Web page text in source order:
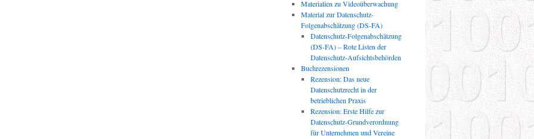
Materialien zu Videoüberwachung
Material zur Datenschutz-
Folgenabschätzung (DS-FA)
Datenschutz-Folgenabschätzung
(DS-FA) – Rote Listen der
Datenschutz-Aufsichtsbehörden
Buchrezensionen
Rezension: Das neue
Datenschutzrecht in der
betrieblichen Praxis
Rezension: Erste Hilfe zur
Datenschutz-Grundverordnung
für Unternehmen und Vereine